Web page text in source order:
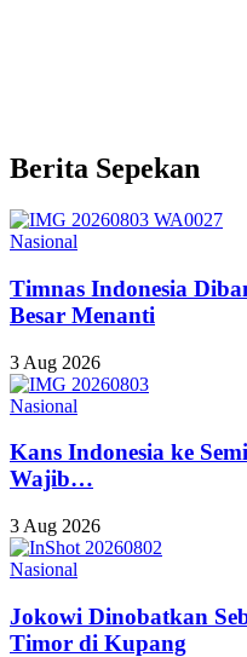
Berita Sepekan
Nasional
Timnas Indonesia
Besar Menanti
3 Aug 2026
Nasional
Kans Indonesia ke
Wajib…
3 Aug 2026
Nasional
Jokowi Dinobatkan
Timor di Kupang